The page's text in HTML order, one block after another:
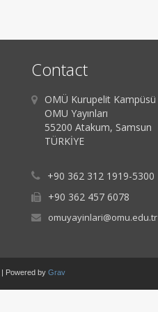
Contact
OMÜ Kurupelit Kampüsü
OMU Yayınları
55200 Atakum, Samsun
TÜRKİYE
+90 362 312 1919-5300
+90 362 457 6078
omuyayinlari@omu.edu.tr
| Powered by Grav